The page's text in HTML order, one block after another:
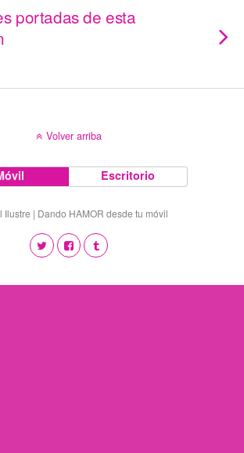
portadas de esta
Volver arriba
Escritorio
Ilustre | Dando HAMOR desde tu móvil